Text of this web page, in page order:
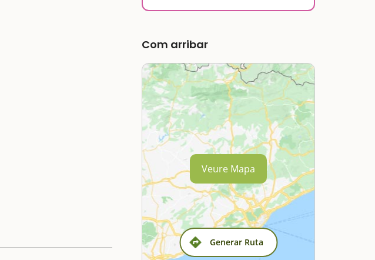
Com arribar
Generar Ruta
Veure Mapa